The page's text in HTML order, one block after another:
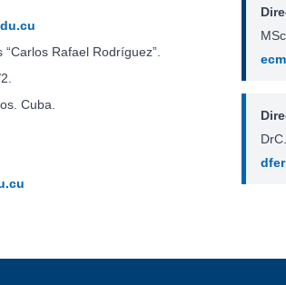
Rafael Rodríguez”.
Cuba.